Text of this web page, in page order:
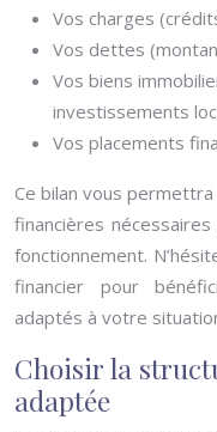
Vos charges
Vos dettes
Vos biens
investissements
Vos placements
Ce bilan vous
financières
fonctionnement.
financier pour
adaptés à votre
Choisir la
adaptée